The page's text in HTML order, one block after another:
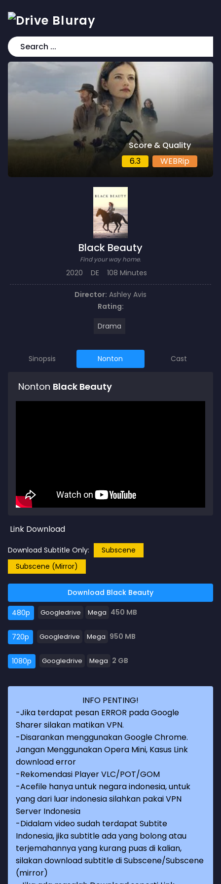
Score & Quality
6.3
WEBRip
Black Beauty
Find your way home.
2020 DE 108 Minutes
Director: Ashley Avis
Rating:
Drama
Sinopsis Nonton Cast
Nonton Black Beauty
Link Download
Download Subtitle Only:
Subscene
Subscene (Mirror)
Download Black Beauty
480p Googledrive Mega 450 MB
720p Googledrive Mega 950 MB
1080p Googledrive Mega 2 GB
INFO PENTING!
-Jika terdapat pesan ERROR pada Google
Sharer silakan matikan VPN.
-Disarankan menggunakan Google Chrome.
Jangan Menggunakan Opera Mini, Kasus Link
download error
-Rekomendasi Player VLC/POT/GOM
-Acefile hanya untuk negara indonesia, untuk
yang dari luar indonesia silahkan pakai VPN
Server Indonesia
-Didalam video sudah terdapat Subtite
Indonesia, jika subtitle ada yang bolong atau
terjemahannya yang kurang puas di kalian,
silakan download subtitle di Subscene/Subscene
(mirror)